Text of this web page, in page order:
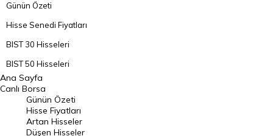
Günün Özeti
Hisse Senedi Fiyatları
BIST 30 Hisseleri
BIST 50 Hisseleri
BIST 100 Hisseleri
En Çok Artan Hisseler
En Çok Düşen Hisseler
Ana Sayfa
Canlı Borsa
Günün Özeti
Hisse Fiyatları
Artan Hisseler
Düşen Hisseler